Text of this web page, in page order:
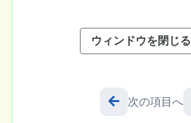
ウィンドウを閉じる
次の項目へ